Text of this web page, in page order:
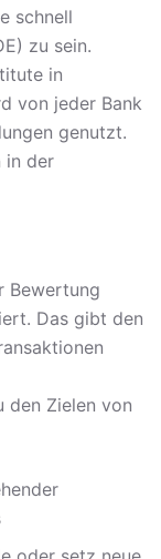
schnell
zu sein.
in
von jeder Bank
genutzt.
in der
Bewertung
Das gibt den
den Zielen von